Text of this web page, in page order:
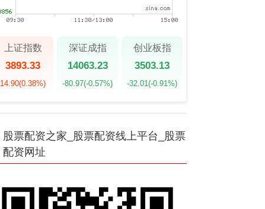
上证指数
3893.33
14.90(0.38%)
深证成指
14063.23
-80.97(-0.57%)
创业板指
3503.13
-32.01(-0.91%)
股票配资之家_股票配资线上平台_股票
配资网址